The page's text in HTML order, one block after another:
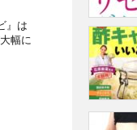
』は
幅に